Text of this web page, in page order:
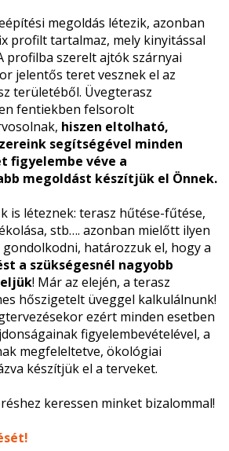
megoldás létezik, azonban
profilt tartalmaz, mely kinyitással
profilba szerelt ajtók szárnyai
jelentős teret vesznek el az
területéből. Üvegterasz
fentiekben felsorolt
hiszen eltolható,
segítségével minden
figyelembe véve a
megoldást készítjük el Önnek.
is léteznek: terasz hűtése-fűtése,
stb…. azonban mielőtt ilyen
határozzuk el, hogy a
a szükségesnél nagyobb
! Már az elején, a terasz
hőszigetelt üveggel kalkulálnunk!
ezért minden esetben
figyelembevételével, a
megfeleltetve, ökológiai
készítjük el a terveket.
keressen minket bizalommal!